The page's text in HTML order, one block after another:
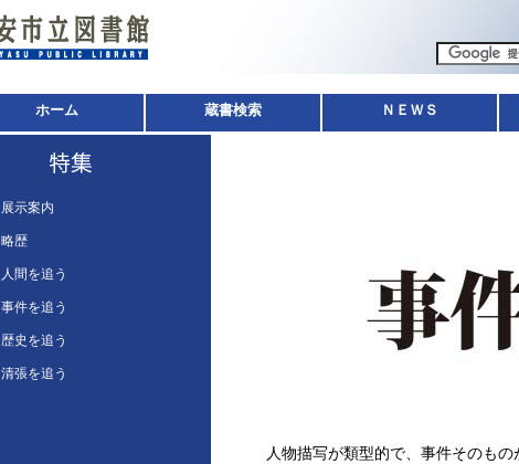
人物描写が類型的で、事件そのも
展示案内
略歴
人間を追う
事件を追う
歴史を追う
清張を追う
ホーム 蔵書検索 ＮＥＷＳ